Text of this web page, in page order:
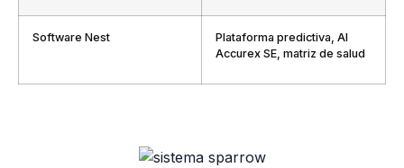
Software Nest
Plataforma predictiva, AI
Accurex SE, matriz de salud